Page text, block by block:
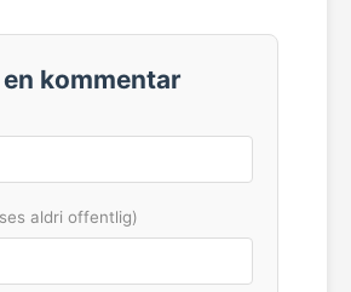
kommentar
aldri offentlig)